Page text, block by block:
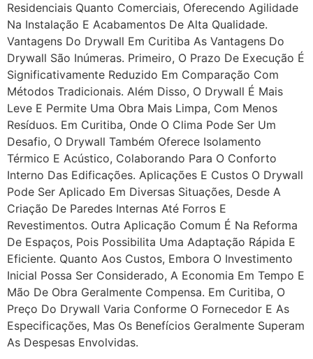
Residenciais Quanto Comerciais, Oferecendo Agilidade
Na Instalação E Acabamentos De Alta Qualidade.
Vantagens Do Drywall Em Curitiba As Vantagens Do
Drywall São Inúmeras. Primeiro, O Prazo De Execução É
Significativamente Reduzido Em Comparação Com
Métodos Tradicionais. Além Disso, O Drywall É Mais
Leve E Permite Uma Obra Mais Limpa, Com Menos
Resíduos. Em Curitiba, Onde O Clima Pode Ser Um
Desafio, O Drywall Também Oferece Isolamento
Térmico E Acústico, Colaborando Para O Conforto
Interno Das Edificações. Aplicações E Custos O Drywall
Pode Ser Aplicado Em Diversas Situações, Desde A
Criação De Paredes Internas Até Forros E
Revestimentos. Outra Aplicação Comum É Na Reforma
De Espaços, Pois Possibilita Uma Adaptação Rápida E
Eficiente. Quanto Aos Custos, Embora O Investimento
Inicial Possa Ser Considerado, A Economia Em Tempo E
Mão De Obra Geralmente Compensa. Em Curitiba, O
Preço Do Drywall Varia Conforme O Fornecedor E As
Especificações, Mas Os Benefícios Geralmente Superam
As Despesas Envolvidas.